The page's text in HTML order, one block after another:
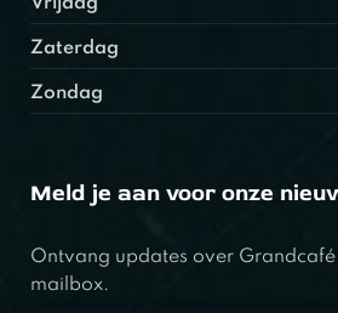
Zaterdag
Zondag
Meld je aan voor onze
Ontvang updates over
mailbox.